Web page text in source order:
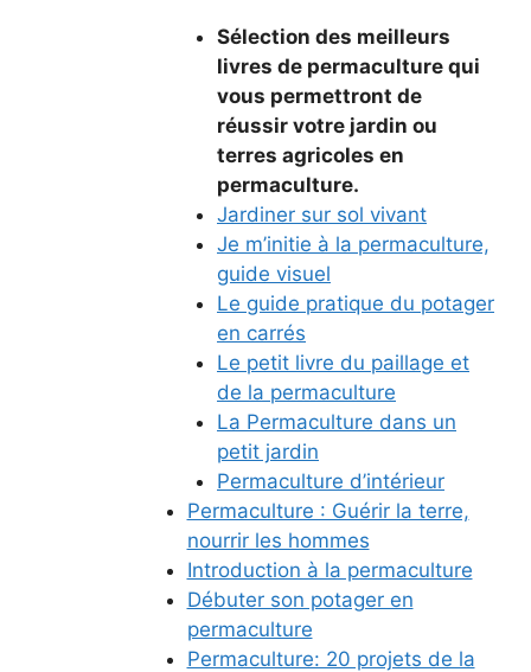
Sélection des meilleurs
livres de permaculture qui
vous permettront de
réussir votre jardin ou
terres agricoles en
permaculture.
Jardiner sur sol vivant
Je m’initie à la permaculture,
guide visuel
Le guide pratique du potager
en carrés
Le petit livre du paillage et
de la permaculture
La Permaculture dans un
petit jardin
Permaculture d’intérieur
Permaculture : Guérir la terre,
nourrir les hommes
Introduction à la permaculture
Débuter son potager en
permaculture
Permaculture: 20 projets de la